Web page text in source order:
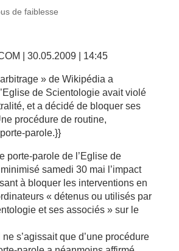
de faiblesse
| 30.05.2009 | 14:45
» de Wikipédia a
de Scientologie avait violé
et a décidé de bloquer ses
procédure de routine,
parole.}}
porte-parole de l’Eglise de
samedi 30 mai l’impact
à bloquer les interventions en
« détenus ou utilisés par
et ses associés » sur le
ne s’agissait que d’une procédure